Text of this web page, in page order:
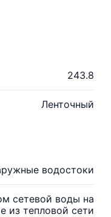
243.8
Ленточный
водостоки
сетевой воды на
из тепловой сети